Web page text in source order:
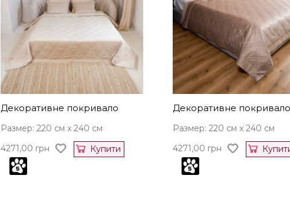
Декоративне покривало
Размер: 220 см x 240 см
4271,00 грн Купити
Декоративне покривало
Размер: 220 см x 240 см
4271,00 грн